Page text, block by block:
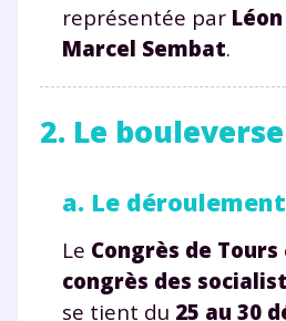
représentée par
Marcel Sembat.
2. Le
a. Le
Le Congrès de Tours
congrès des
se tient du 25 au 30